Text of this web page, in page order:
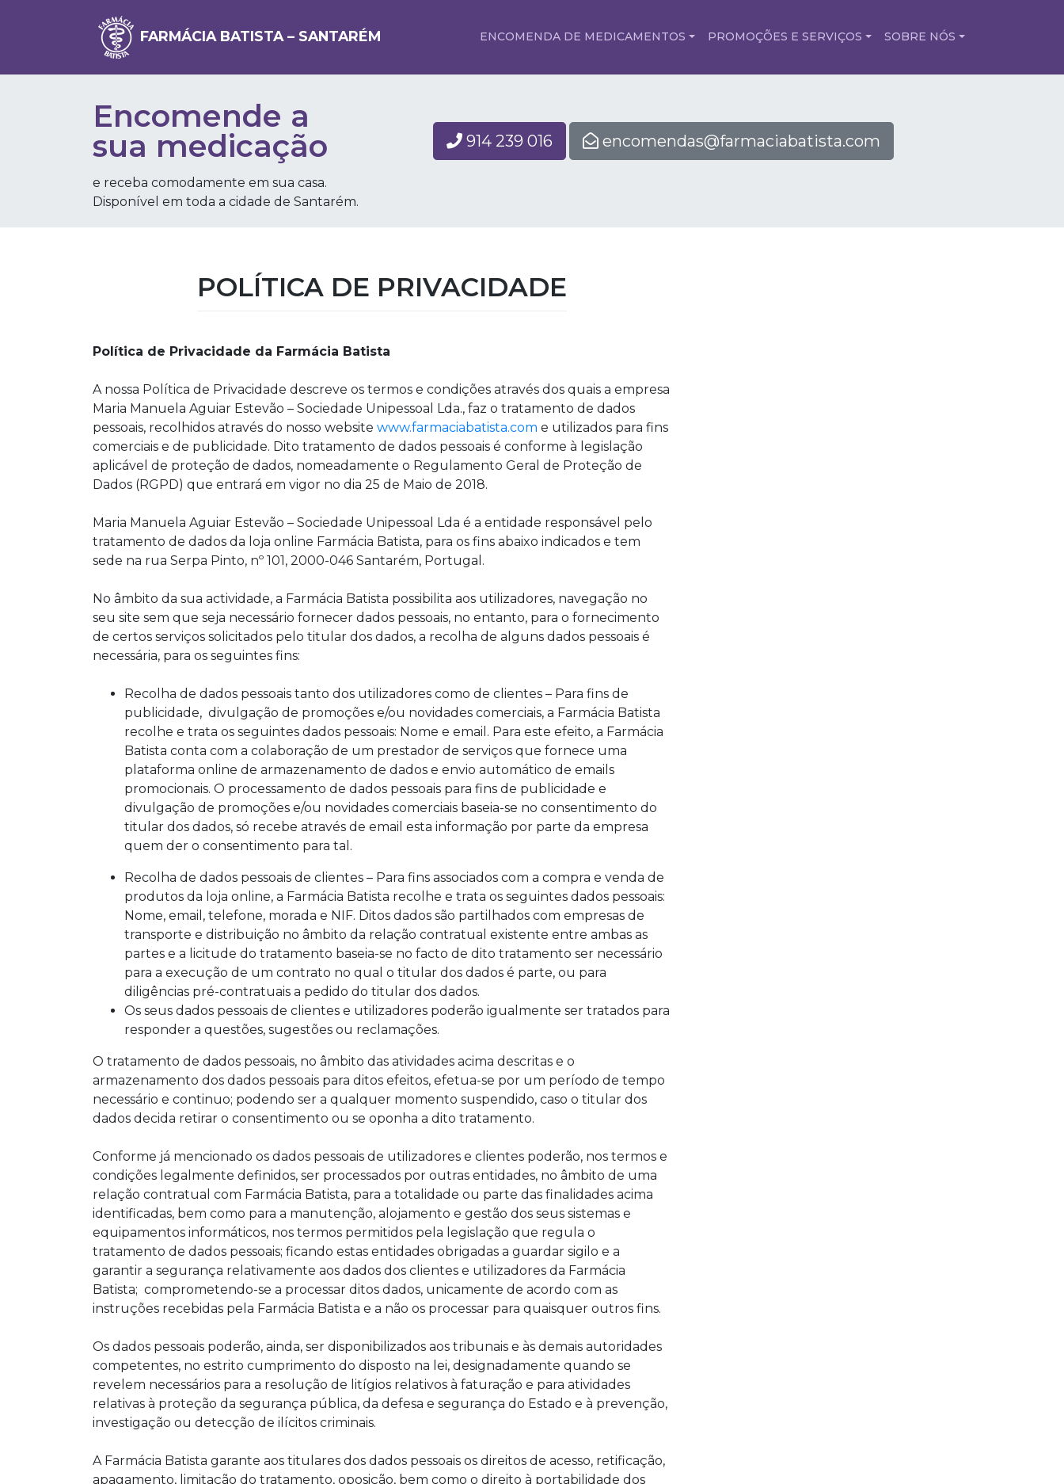
FARMÁCIA BATISTA – SANTARÉM ENCOMENDA DE MEDICAMENTOS PROMOÇÕES E SERVIÇOS SOBRE NÓS
Encomende a
sua medicação
e receba comodamente em sua casa.
Disponível em toda a cidade de Santarém.
914 239 016 encomendas@farmaciabatista.com
POLÍTICA DE PRIVACIDADE
Política de Privacidade da Farmácia Batista
A nossa Política de Privacidade descreve os termos e condições através dos quais a empresa
Maria Manuela Aguiar Estevão – Sociedade Unipessoal Lda., faz o tratamento de dados
pessoais, recolhidos através do nosso website www.farmaciabatista.com e utilizados para fins
comerciais e de publicidade. Dito tratamento de dados pessoais é conforme à legislação
aplicável de proteção de dados, nomeadamente o Regulamento Geral de Proteção de
Dados (RGPD) que entrará em vigor no dia 25 de Maio de 2018.
Maria Manuela Aguiar Estevão – Sociedade Unipessoal Lda é a entidade responsável pelo
tratamento de dados da loja online Farmácia Batista, para os fins abaixo indicados e tem
sede na rua Serpa Pinto, nº 101, 2000-046 Santarém, Portugal.
No âmbito da sua actividade, a Farmácia Batista possibilita aos utilizadores, navegação no
seu site sem que seja necessário fornecer dados pessoais, no entanto, para o fornecimento
de certos serviços solicitados pelo titular dos dados, a recolha de alguns dados pessoais é
necessária, para os seguintes fins:
Recolha de dados pessoais tanto dos utilizadores como de clientes – Para fins de
publicidade, divulgação de promoções e/ou novidades comerciais, a Farmácia Batista
recolhe e trata os seguintes dados pessoais: Nome e email. Para este efeito, a Farmácia
Batista conta com a colaboração de um prestador de serviços que fornece uma
plataforma online de armazenamento de dados e envio automático de emails
promocionais. O processamento de dados pessoais para fins de publicidade e
divulgação de promoções e/ou novidades comerciais baseia-se no consentimento do
titular dos dados, só recebe através de email esta informação por parte da empresa
quem der o consentimento para tal.
Recolha de dados pessoais de clientes – Para fins associados com a compra e venda de
produtos da loja online, a Farmácia Batista recolhe e trata os seguintes dados pessoais:
Nome, email, telefone, morada e NIF. Ditos dados são partilhados com empresas de
transporte e distribuição no âmbito da relação contratual existente entre ambas as
partes e a licitude do tratamento baseia-se no facto de dito tratamento ser necessário
para a execução de um contrato no qual o titular dos dados é parte, ou para
diligências pré-contratuais a pedido do titular dos dados.
Os seus dados pessoais de clientes e utilizadores poderão igualmente ser tratados para
responder a questões, sugestões ou reclamações.
O tratamento de dados pessoais, no âmbito das atividades acima descritas e o
armazenamento dos dados pessoais para ditos efeitos, efetua-se por um período de tempo
necessário e continuo; podendo ser a qualquer momento suspendido, caso o titular dos
dados decida retirar o consentimento ou se oponha a dito tratamento.
Conforme já mencionado os dados pessoais de utilizadores e clientes poderão, nos termos e
condições legalmente definidos, ser processados por outras entidades, no âmbito de uma
relação contratual com Farmácia Batista, para a totalidade ou parte das finalidades acima
identificadas, bem como para a manutenção, alojamento e gestão dos seus sistemas e
equipamentos informáticos, nos termos permitidos pela legislação que regula o
tratamento de dados pessoais; ficando estas entidades obrigadas a guardar sigilo e a
garantir a segurança relativamente aos dados dos clientes e utilizadores da Farmácia
Batista; comprometendo-se a processar ditos dados, unicamente de acordo com as
instruções recebidas pela Farmácia Batista e a não os processar para quaisquer outros fins.
Os dados pessoais poderão, ainda, ser disponibilizados aos tribunais e às demais autoridades
competentes, no estrito cumprimento do disposto na lei, designadamente quando se
revelem necessários para a resolução de litígios relativos à faturação e para atividades
relativas à proteção da segurança pública, da defesa e segurança do Estado e à prevenção,
investigação ou detecção de ilícitos criminais.
A Farmácia Batista garante aos titulares dos dados pessoais os direitos de acesso, retificação,
apagamento, limitação do tratamento, oposição, bem como o direito à portabilidade dos